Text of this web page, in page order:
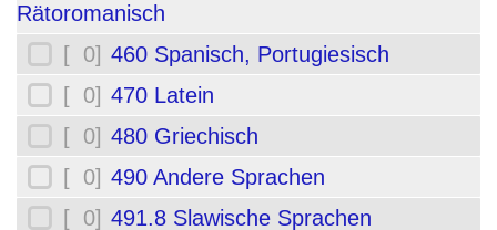
Rätoromanisch
[ 0] 460 Spanisch, Portugiesisch
[ 0] 470 Latein
[ 0] 480 Griechisch
[ 0] 490 Andere Sprachen
[ 0] 491.8 Slawische Sprachen